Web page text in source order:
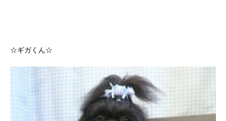
☆ギガくん☆